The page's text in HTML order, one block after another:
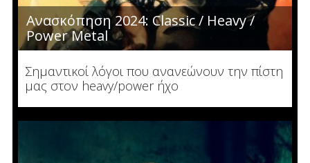
Ανασκόπηση 2024: Classic / Heavy /
Power Metal
Σημαντικοί λόγοι που ανανεώνουν την πίστη
μας στον heavy/power ήχο